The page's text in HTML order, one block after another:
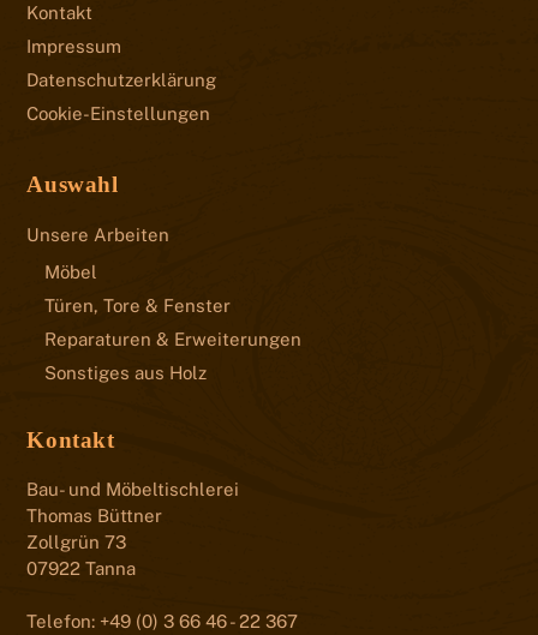
Kontakt
Impressum
Datenschutzerklärung
Cookie-Einstellungen
Auswahl
Unsere Arbeiten
Möbel
Türen, Tore & Fenster
Reparaturen & Erweiterungen
Sonstiges aus Holz
Kontakt
Bau- und Möbeltischlerei
Thomas Büttner
Zollgrün 73
07922 Tanna
Telefon: +49 (0) 3 66 46 - 22 367